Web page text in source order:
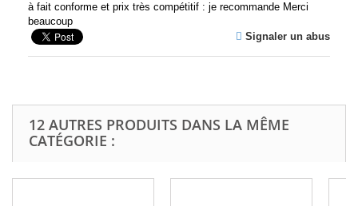
à fait conforme et prix très compétitif : je recommande Merci
beaucoup
Signaler un abus
12 AUTRES PRODUITS DANS LA MÊME
CATÉGORIE :